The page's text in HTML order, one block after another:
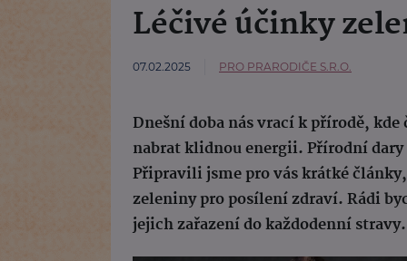
Léčivé účinky
07.02.2025 PRO PRARODIČE S.R.O.
Dnešní doba nás vrací k přírodě,
nabrat klidnou energii. Přírodní
Připravili jsme pro vás krátké
zeleniny pro posílení zdraví. Rádi
jejich zařazení do každodenní stravy.